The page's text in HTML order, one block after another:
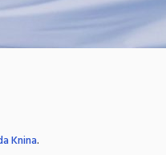
Knina.